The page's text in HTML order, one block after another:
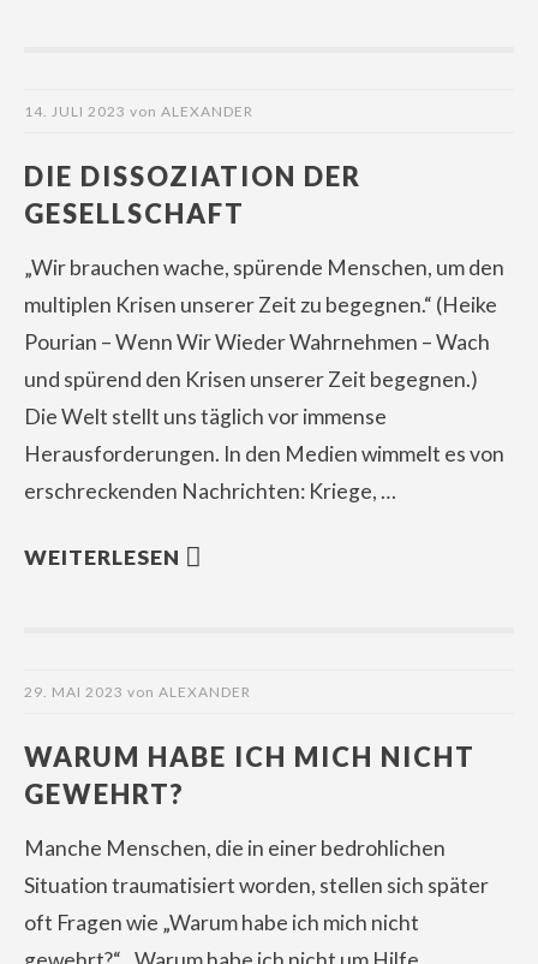
14. JULI 2023 von ALEXANDER
DIE DISSOZIATION DER
GESELLSCHAFT
„Wir brauchen wache, spürende Menschen, um den
multiplen Krisen unserer Zeit zu begegnen.“ (Heike
Pourian – Wenn Wir Wieder Wahrnehmen – Wach
und spürend den Krisen unserer Zeit begegnen.)
Die Welt stellt uns täglich vor immense
Herausforderungen. In den Medien wimmelt es von
erschreckenden Nachrichten: Kriege, …
WEITERLESEN
29. MAI 2023 von ALEXANDER
WARUM HABE ICH MICH NICHT
GEWEHRT?
Manche Menschen, die in einer bedrohlichen
Situation traumatisiert worden, stellen sich später
oft Fragen wie „Warum habe ich mich nicht